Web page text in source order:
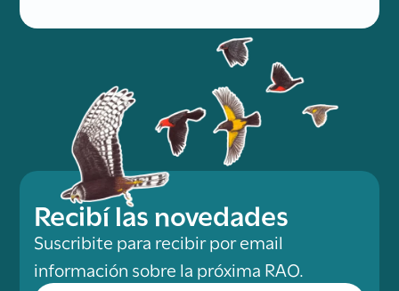
Recibí las novedades
Suscribite para recibir por email
información sobre la próxima RAO.